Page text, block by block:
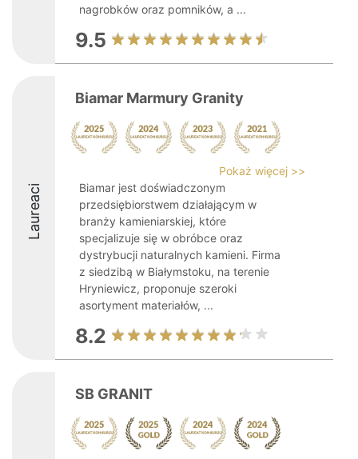
nagrobków oraz pomników, a ...
9.5
Laureaci
Biamar Marmury Granity
Pokaż więcej >>
Biamar jest doświadczonym
przedsiębiorstwem działającym w
branży kamieniarskiej, które
specjalizuje się w obróbce oraz
dystrybucji naturalnych kamieni. Firma
z siedzibą w Białymstoku, na terenie
Hryniewicz, proponuje szeroki
asortyment materiałów, ...
8.2
SB GRANIT